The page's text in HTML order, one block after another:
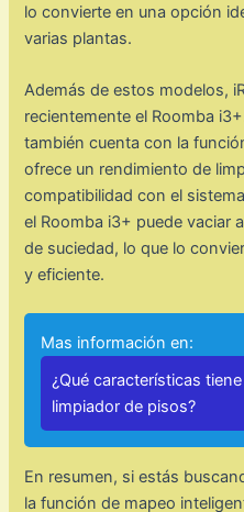
lo convierte en una opción
varias plantas.
Además de estos modelos,
recientemente el Roomba
también cuenta con la
ofrece un rendimiento de
compatibilidad con el
el Roomba i3+ puede vaciar
de suciedad, lo que lo
y eficiente.
Mas información en:
¿Qué características
limpiador de pisos?
En resumen, si estás
la función de mapeo